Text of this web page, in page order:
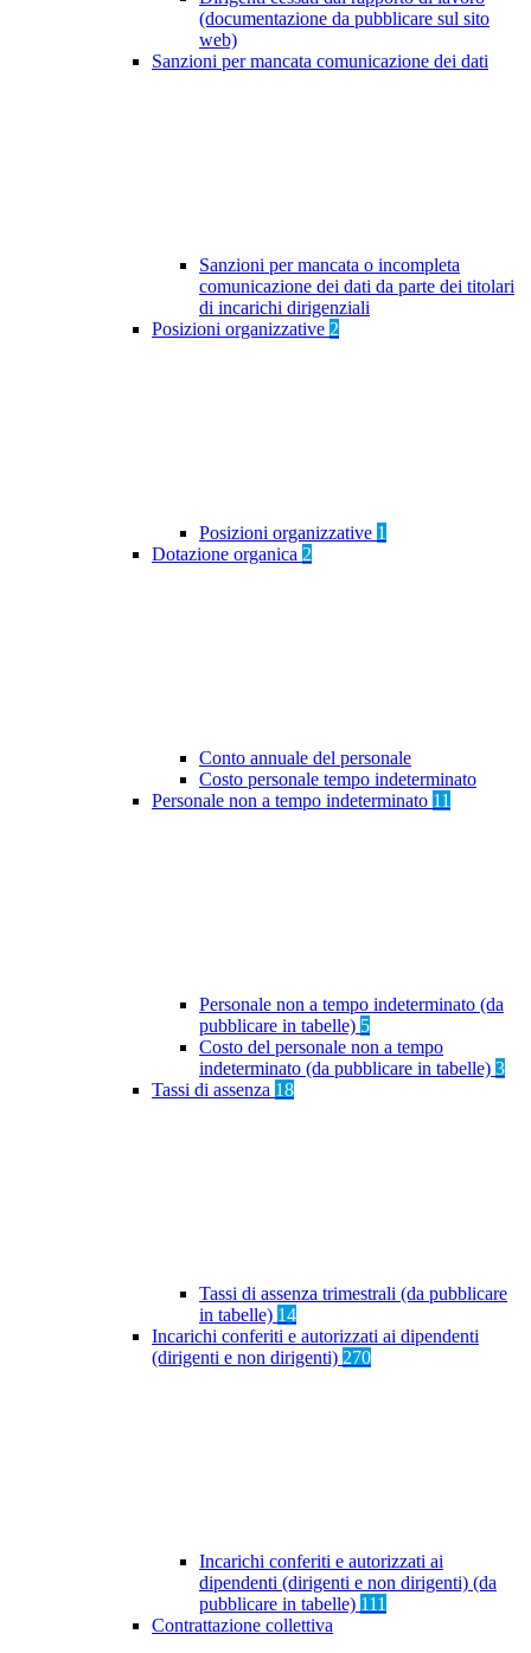
(documentazione da pubblicare sul sito
web)
Sanzioni per mancata comunicazione dei dati
Sanzioni per mancata o incompleta
comunicazione dei dati da parte dei titolari
di incarichi dirigenziali
Posizioni organizzative 2
Posizioni organizzative 1
Dotazione organica 2
Conto annuale del personale
Costo personale tempo indeterminato
Personale non a tempo indeterminato 11
Personale non a tempo indeterminato (da
pubblicare in tabelle) 5
Costo del personale non a tempo
indeterminato (da pubblicare in tabelle) 3
Tassi di assenza 18
Tassi di assenza trimestrali (da pubblicare
in tabelle) 14
Incarichi conferiti e autorizzati ai dipendenti
(dirigenti e non dirigenti) 270
Incarichi conferiti e autorizzati ai
dipendenti (dirigenti e non dirigenti) (da
pubblicare in tabelle) 111
Contrattazione collettiva